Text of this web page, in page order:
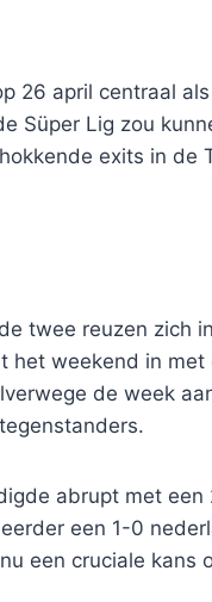
26 april centraal
Süper Lig zou
exits in de
twee reuzen zich
het weekend in met
de week
abrupt met
een 1-0
een cruciale kans